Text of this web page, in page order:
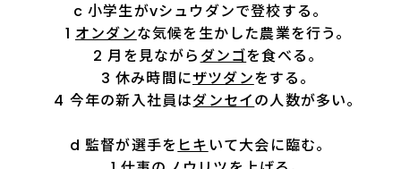
c 小学生がvシュウダンで登校する。
1 オンダンな気候を生かした農業を行う。
2 月を見ながら ダンゴを食べる。
3 休み時間にザツダンをする。
4 今年の新入社員はダンセイの人数が多い。
d 監督が選手を ヒキ いて大会に臨む。